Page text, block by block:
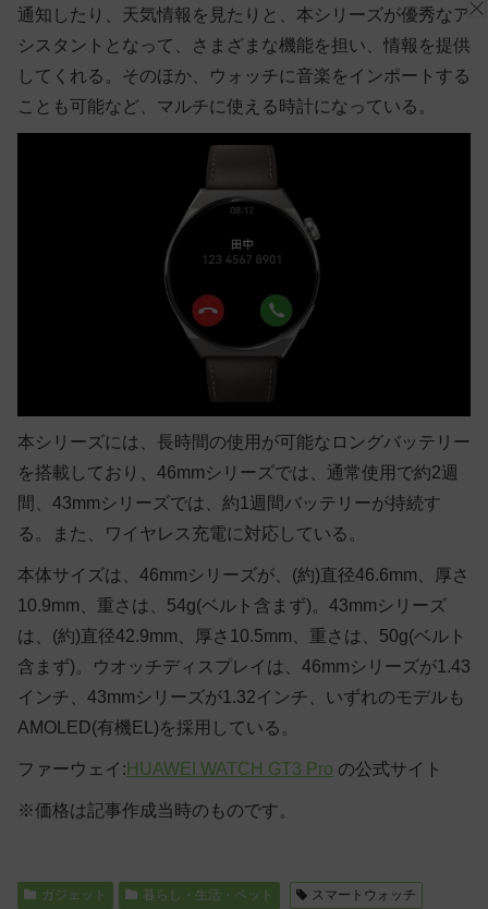
通知したり、天気情報を見たりと、本シリーズが優秀なア
シスタントとなって、さまざまな機能を担い、情報を提供
してくれる。そのほか、ウォッチに音楽をインポートする
ことも可能など、マルチに使える時計になっている。
本シリーズには、長時間の使用が可能なロングバッテリー
を搭載しており、46mmシリーズでは、通常使用で約2週
間、43mmシリーズでは、約1週間バッテリーが持続す
る。また、ワイヤレス充電に対応している。
本体サイズは、46mmシリーズが、(約)直径46.6mm、厚さ
10.9mm、重さは、54g(ベルト含まず)。43mmシリーズ
は、(約)直径42.9mm、厚さ10.5mm、重さは、50g(ベルト
含まず)。ウオッチディスプレイは、46mmシリーズが1.43
インチ、43mmシリーズが1.32インチ、いずれのモデルも
AMOLED(有機EL)を採用している。
ファーウェイ: HUAWEI WATCH GT3 Pro の公式サイト
※価格は記事作成当時のものです。
ガジェット 暮らし・生活・ペット スマートウォッチ